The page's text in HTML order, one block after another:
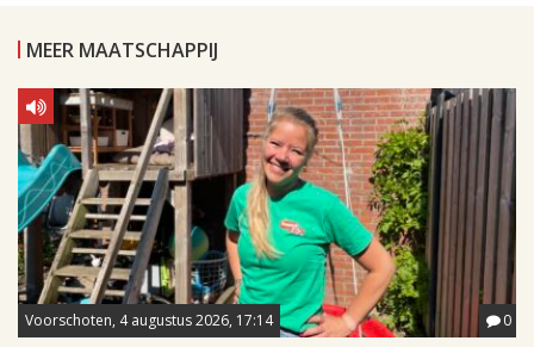
MEER MAATSCHAPPIJ
Voorschoten, 4 augustus 2026, 17:14 0